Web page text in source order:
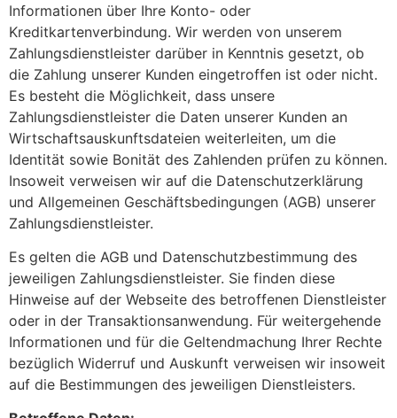
Informationen über Ihre Konto- oder
Kreditkartenverbindung. Wir werden von unserem
Zahlungsdienstleister darüber in Kenntnis gesetzt, ob
die Zahlung unserer Kunden eingetroffen ist oder nicht.
Es besteht die Möglichkeit, dass unsere
Zahlungsdienstleister die Daten unserer Kunden an
Wirtschaftsauskunftsdateien weiterleiten, um die
Identität sowie Bonität des Zahlenden prüfen zu können.
Insoweit verweisen wir auf die Datenschutzerklärung
und Allgemeinen Geschäftsbedingungen (AGB) unserer
Zahlungsdienstleister.
Es gelten die AGB und Datenschutzbestimmung des
jeweiligen Zahlungsdienstleister. Sie finden diese
Hinweise auf der Webseite des betroffenen Dienstleister
oder in der Transaktionsanwendung. Für weitergehende
Informationen und für die Geltendmachung Ihrer Rechte
bezüglich Widerruf und Auskunft verweisen wir insoweit
auf die Bestimmungen des jeweiligen Dienstleisters.